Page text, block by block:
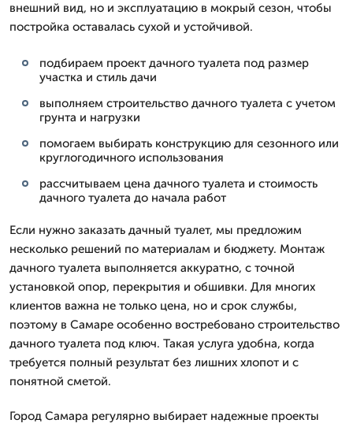
внешний вид, но и эксплуатацию в мокрый сезон, чтобы
постройка оставалась сухой и устойчивой.
подбираем проект дачного туалета под размер
участка и стиль дачи
выполняем строительство дачного туалета с учетом
грунта и нагрузки
помогаем выбирать конструкцию для сезонного или
круглогодичного использования
рассчитываем цена дачного туалета и стоимость
дачного туалета до начала работ
Если нужно заказать дачный туалет, мы предложим
несколько решений по материалам и бюджету. Монтаж
дачного туалета выполняется аккуратно, с точной
установкой опор, перекрытия и обшивки. Для многих
клиентов важна не только цена, но и срок службы,
поэтому в Самаре особенно востребовано строительство
дачного туалета под ключ. Такая услуга удобна, когда
требуется полный результат без лишних хлопот и с
понятной сметой.
Город Самара регулярно выбирает надежные проекты